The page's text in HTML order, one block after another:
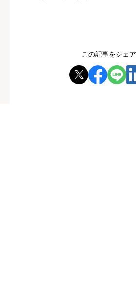
この記事をシェア